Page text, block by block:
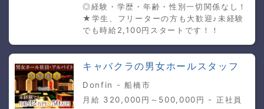
◎経験・学歴・年齢・性別一切関係なし！
★学生、フリーターの方も大歓迎♪未経験
でも時給2,100円スタートです！！
キャバクラの男女ホールスタッフ
Donfin - 船橋市
月給 320,000円～500,000円 - 正社員